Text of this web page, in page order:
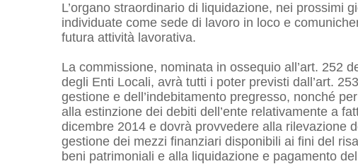
L’organo straordinario di liquidazione, nei prossimi
individuate come sede di lavoro in loco e
futura attività lavorativa.
La commissione, nominata in ossequio all’art. 252
degli Enti Locali, avrà tutti i poter previsti dall’art.
gestione e dell’indebitamento pregresso, nonché
alla estinzione dei debiti dell’ente relativamente a
dicembre 2014 e dovrà provvedere alla rilevazione
gestione dei mezzi finanziari disponibili ai fini del
beni patrimoniali e alla liquidazione e pagamento